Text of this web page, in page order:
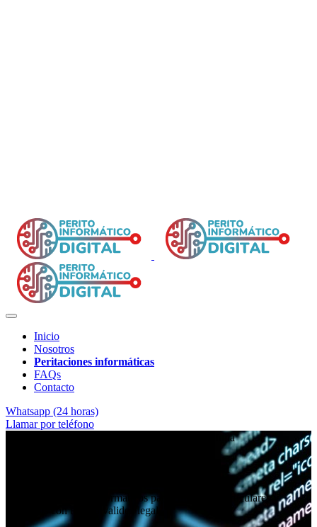
Inicio
Nosotros
Peritaciones informáticas
FAQs
Contacto
Whatsapp (24 horas)
Llamar por teléfono
Altafulla
Perito informático en Altafulla
Informes periciales informáticos para empresas, particulares y
abogados con toda la validez legal.